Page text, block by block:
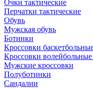
Очки тактические
Перчатки тактические
Обувь
Мужская обувь
Ботинки
Кроссовки
Кроссовки
Мужские кроссовки
Полуботинки
Сандалии